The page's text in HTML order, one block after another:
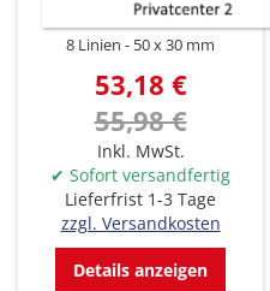
8 Linien 50 x 30 mm
53,18 €
55,98 €
Inkl. MwSt.
✔ Sofort versandfertig
Lieferfrist 1-3 Tage
zzgl. Versandkosten
Details anzeigen